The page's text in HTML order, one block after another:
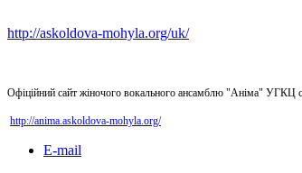
http://askoldova-mohyla.org/uk/
Офіційний сайт жіночого вокального ансамблю "Аніма" УГКЦ
http://anima.askoldova-mohyla.org/
E-mail